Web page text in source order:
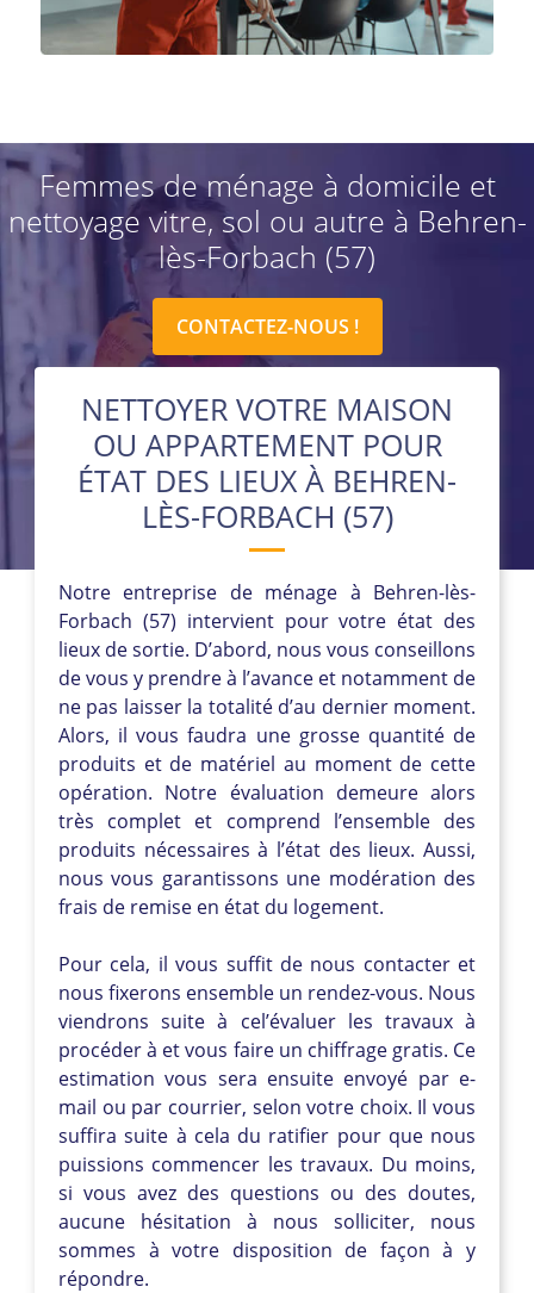
Femmes de ménage à domicile et
nettoyage vitre, sol ou autre à Behren-
lès-Forbach (57)
CONTACTEZ-NOUS !
NETTOYER VOTRE MAISON
OU APPARTEMENT POUR
ÉTAT DES LIEUX À BEHREN-
LÈS-FORBACH (57)
Notre entreprise de ménage à Behren-lès-
Forbach (57) intervient pour votre état des
lieux de sortie. D’abord, nous vous conseillons
de vous y prendre à l’avance et notamment de
ne pas laisser la totalité d’au dernier moment.
Alors, il vous faudra une grosse quantité de
produits et de matériel au moment de cette
opération. Notre évaluation demeure alors
très complet et comprend l’ensemble des
produits nécessaires à l’état des lieux. Aussi,
nous vous garantissons une modération des
frais de remise en état du logement.
Pour cela, il vous suffit de nous contacter et
nous fixerons ensemble un rendez-vous. Nous
viendrons suite à cel’évaluer les travaux à
procéder à et vous faire un chiffrage gratis. Ce
estimation vous sera ensuite envoyé par e-
mail ou par courrier, selon votre choix. Il vous
suffira suite à cela du ratifier pour que nous
puissions commencer les travaux. Du moins,
si vous avez des questions ou des doutes,
aucune hésitation à nous solliciter, nous
sommes à votre disposition de façon à y
répondre.